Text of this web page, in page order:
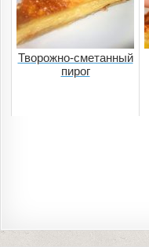
Творожно-сметанный
пирог